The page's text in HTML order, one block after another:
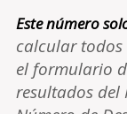
Este número
calcular todos
el formulario
resultados del